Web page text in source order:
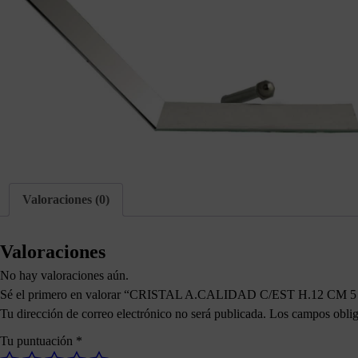
Valoraciones (0)
Valoraciones
No hay valoraciones aún.
Sé el primero en valorar “CRISTAL A.CALIDAD C/EST H.12 CM
Tu dirección de correo electrónico no será publicada. Los campos
Tu puntuación *